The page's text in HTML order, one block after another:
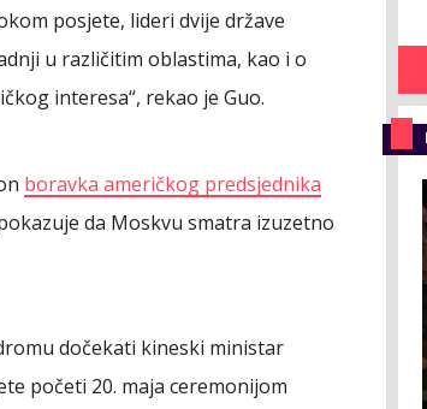
posjete, lideri dvije države
u različitim oblastima, kao i o
interesa“, rekao je Guo.
boravka američkog predsjednika
da Moskvu smatra izuzetno
dočekati kineski ministar
početi 20. maja ceremonijom